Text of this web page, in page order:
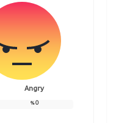
Angry
0
%